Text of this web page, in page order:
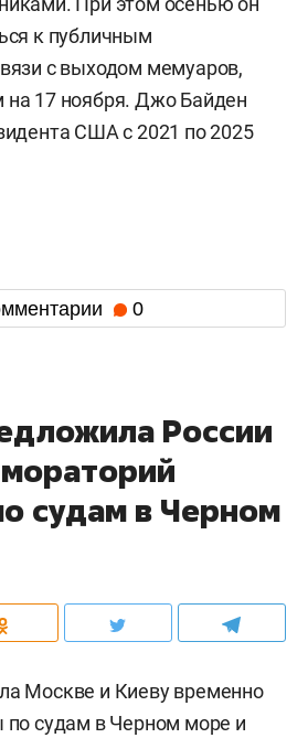
к публичным
с выходом мемуаров,
17 ноября. Джо Байден
США с 2021 по 2025
0
России
судам в Черном
Москве и Киеву временно
по судам в Черном море и